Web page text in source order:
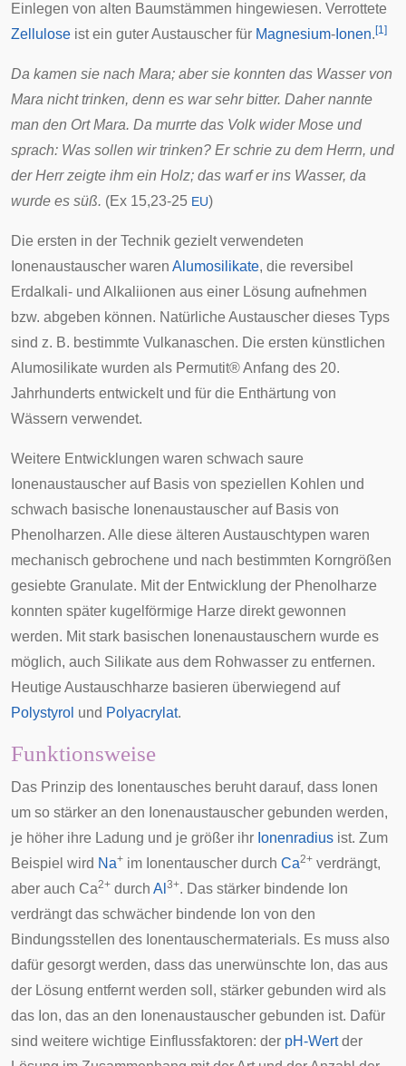
Einlegen von alten Baumstämmen hingewiesen. Verrottete
Zellulose ist ein guter Austauscher für Magnesium- Ionen. [1]
Da kamen sie nach Mara; aber sie konnten das Wasser von
Mara nicht trinken, denn es war sehr bitter. Daher nannte
man den Ort Mara. Da murrte das Volk wider Mose und
sprach: Was sollen wir trinken? Er schrie zu dem Herrn, und
der Herr zeigte ihm ein Holz; das warf er ins Wasser, da
wurde es süß. (Ex 15,23-25 EU)
Die ersten in der Technik gezielt verwendeten
Ionenaustauscher waren Alumosilikate, die reversibel
Erdalkali- und Alkaliionen aus einer Lösung aufnehmen
bzw. abgeben können. Natürliche Austauscher dieses Typs
sind z. B. bestimmte Vulkanaschen. Die ersten künstlichen
Alumosilikate wurden als Permutit® Anfang des 20.
Jahrhunderts entwickelt und für die Enthärtung von
Wässern verwendet.
Weitere Entwicklungen waren schwach saure
Ionenaustauscher auf Basis von speziellen Kohlen und
schwach basische Ionenaustauscher auf Basis von
Phenolharzen. Alle diese älteren Austauschtypen waren
mechanisch gebrochene und nach bestimmten Korngrößen
gesiebte Granulate. Mit der Entwicklung der Phenolharze
konnten später kugelförmige Harze direkt gewonnen
werden. Mit stark basischen Ionenaustauschern wurde es
möglich, auch Silikate aus dem Rohwasser zu entfernen.
Heutige Austauschharze basieren überwiegend auf
Polystyrol und Polyacrylat.
Funktionsweise
Das Prinzip des Ionentausches beruht darauf, dass Ionen
um so stärker an den Ionenaustauscher gebunden werden,
je höher ihre Ladung und je größer ihr Ionenradius ist. Zum
Beispiel wird Na+ im Ionentauscher durch Ca2+ verdrängt,
aber auch Ca2+ durch Al 3+. Das stärker bindende Ion
verdrängt das schwächer bindende Ion von den
Bindungsstellen des Ionentauschermaterials. Es muss also
dafür gesorgt werden, dass das unerwünschte Ion, das aus
der Lösung entfernt werden soll, stärker gebunden wird als
das Ion, das an den Ionenaustauscher gebunden ist. Dafür
sind weitere wichtige Einflussfaktoren: der pH-Wertder